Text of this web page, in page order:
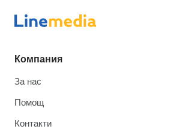
Компания
За нас
Помощ
Контакти